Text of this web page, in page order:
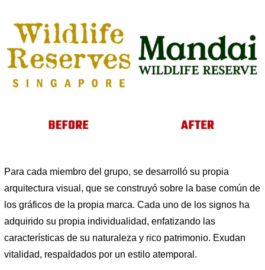
Para cada miembro del grupo, se desarrolló su propia
arquitectura visual, que se construyó sobre la base común de
los gráficos de la propia marca. Cada uno de los signos ha
adquirido su propia individualidad, enfatizando las
características de su naturaleza y rico patrimonio. Exudan
vitalidad, respaldados por un estilo atemporal.